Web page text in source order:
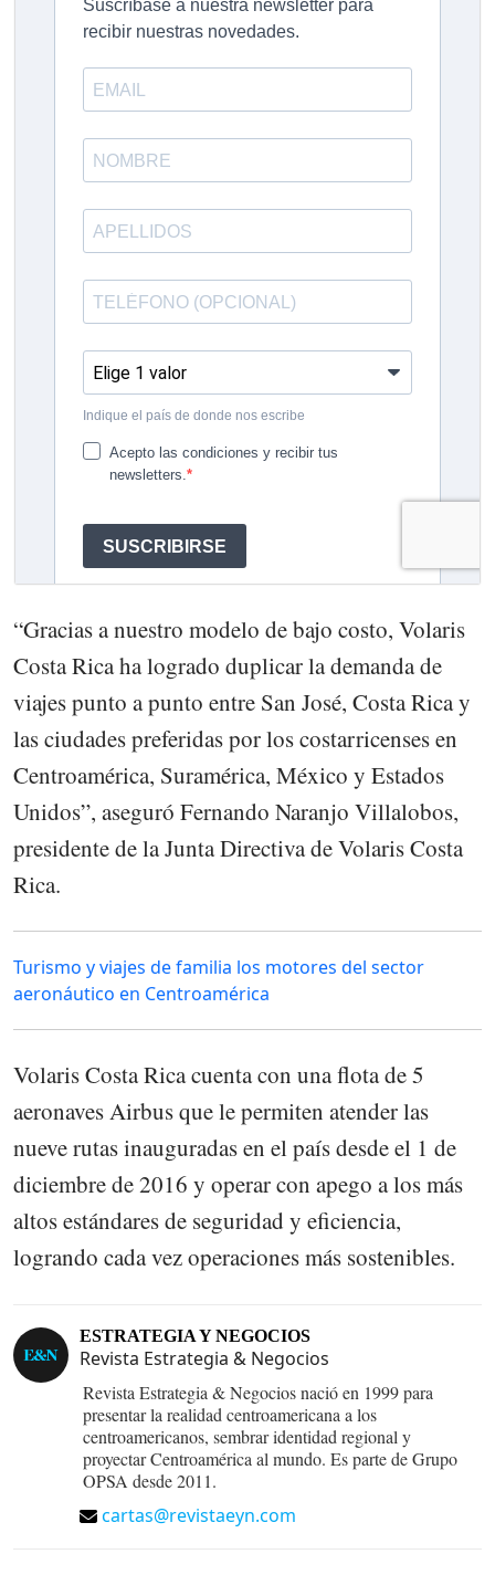
“Gracias a nuestro modelo de bajo costo, Volaris
Costa Rica ha logrado duplicar la demanda de
viajes punto a punto entre San José, Costa Rica y
las ciudades preferidas por los costarricenses en
Centroamérica, Suramérica, México y Estados
Unidos”, aseguró Fernando Naranjo Villalobos,
presidente de la Junta Directiva de Volaris Costa
Rica.
Turismo y viajes de familia los motores del sector
aeronáutico en Centroamérica
Volaris Costa Rica cuenta con una flota de 5
aeronaves Airbus que le permiten atender las
nueve rutas inauguradas en el país desde el 1 de
diciembre de 2016 y operar con apego a los más
altos estándares de seguridad y eficiencia,
logrando cada vez operaciones más sostenibles.
ESTRATEGIA Y NEGOCIOS
Revista Estrategia & Negocios
Revista Estrategia & Negocios nació en 1999 para
presentar la realidad centroamericana a los
centroamericanos, sembrar identidad regional y
proyectar Centroamérica al mundo. Es parte de Grupo
OPSA desde 2011.
cartas@revistaeyn.com